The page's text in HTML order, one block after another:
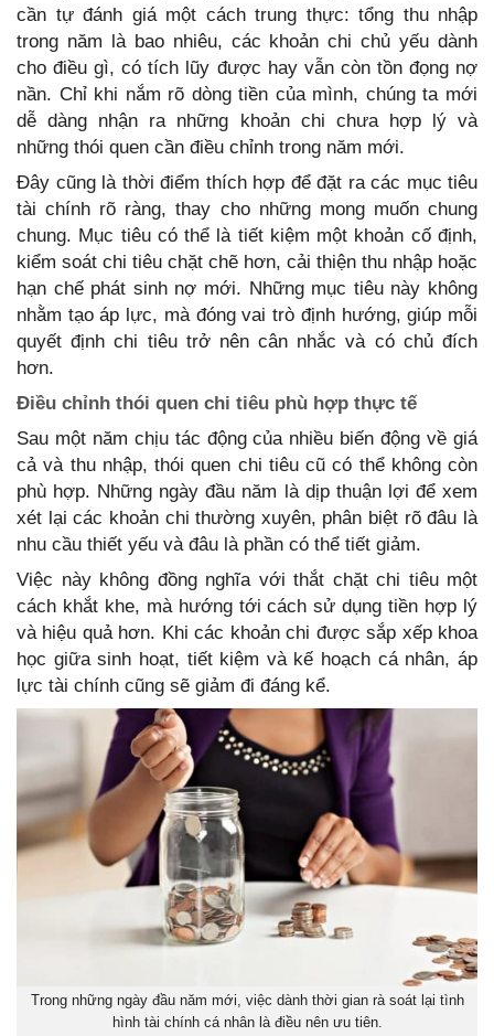
cần tự đánh giá một cách trung thực: tổng thu nhập
trong năm là bao nhiêu, các khoản chi chủ yếu dành
cho điều gì, có tích lũy được hay vẫn còn tồn đọng nợ
nần. Chỉ khi nắm rõ dòng tiền của mình, chúng ta mới
dễ dàng nhận ra những khoản chi chưa hợp lý và
những thói quen cần điều chỉnh trong năm mới.
Đây cũng là thời điểm thích hợp để đặt ra các mục tiêu
tài chính rõ ràng, thay cho những mong muốn chung
chung. Mục tiêu có thể là tiết kiệm một khoản cố định,
kiểm soát chi tiêu chặt chẽ hơn, cải thiện thu nhập hoặc
hạn chế phát sinh nợ mới. Những mục tiêu này không
nhằm tạo áp lực, mà đóng vai trò định hướng, giúp mỗi
quyết định chi tiêu trở nên cân nhắc và có chủ đích
hơn.
Điều chỉnh thói quen chi tiêu phù hợp thực tế
Sau một năm chịu tác động của nhiều biến động về giá
cả và thu nhập, thói quen chi tiêu cũ có thể không còn
phù hợp. Những ngày đầu năm là dịp thuận lợi để xem
xét lại các khoản chi thường xuyên, phân biệt rõ đâu là
nhu cầu thiết yếu và đâu là phần có thể tiết giảm.
Việc này không đồng nghĩa với thắt chặt chi tiêu một
cách khắt khe, mà hướng tới cách sử dụng tiền hợp lý
và hiệu quả hơn. Khi các khoản chi được sắp xếp khoa
học giữa sinh hoạt, tiết kiệm và kế hoạch cá nhân, áp
lực tài chính cũng sẽ giảm đi đáng kể.
Trong những ngày đầu năm mới, việc dành thời gian rà soát lại tình
hình tài chính cá nhân là điều nên ưu tiên.